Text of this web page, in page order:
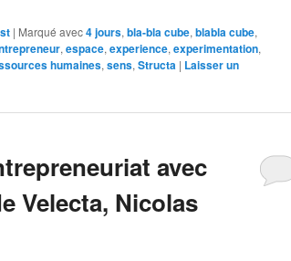
| Marqué avec4 jours,bla-bla cube,blabla cube,
,espace,experience,experimentation,
humaines,sens,Structa | Laisser un
avec
Velecta, Nicolas